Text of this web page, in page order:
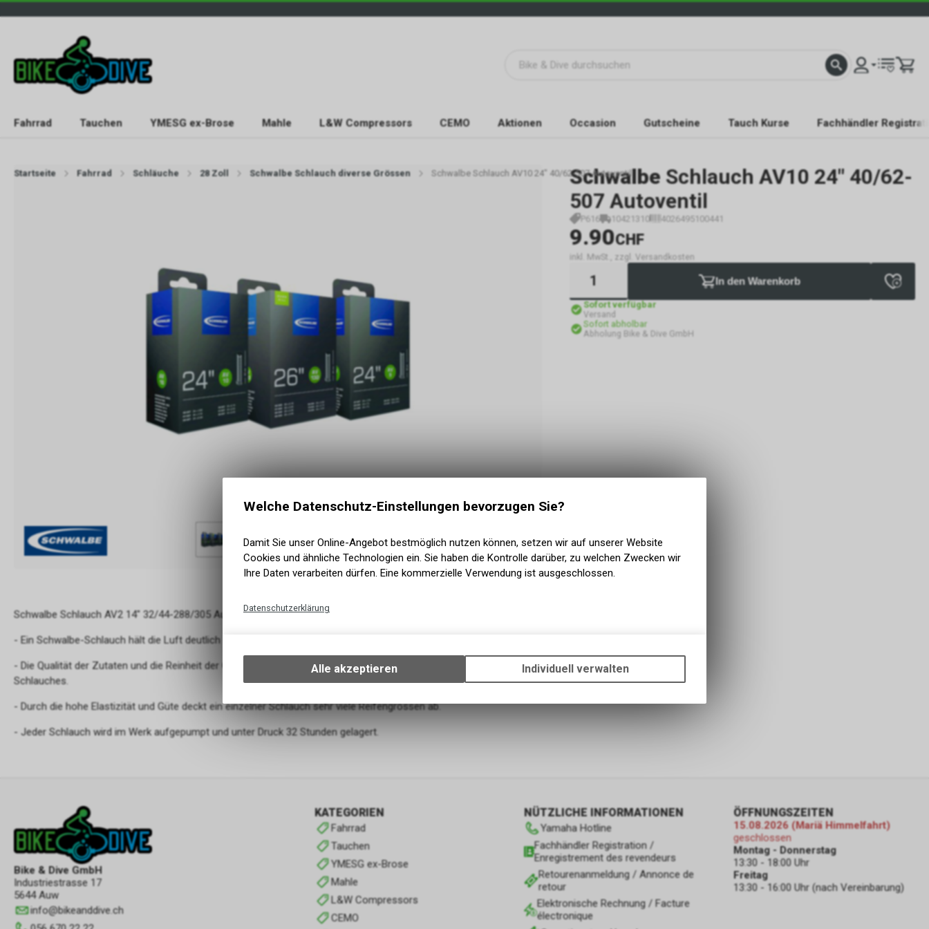
Fahrrad Tauchen YMESG ex-Brose Mahle L&W Compressors CEMO Aktionen Occasion Gutscheine Tauch Kurse Fachhändler
Startseite Fahrrad Schläuche 28 Zoll Schwalbe Schlauch diverse Grössen Schwalbe Schlauch AV10 24" 40/62-507 Autoventil
Schwalbe Schlauch AV10 24" 40/62-
507 Autoventil
P616 10421310 4026495100441
9.90CHF
inkl. MwSt., zzgl. Versandkosten
In den Warenkorb
Sofort verfügbar
Versand
Sofort abholbar
Abholung Bike & Dive GmbH
Schwalbe Schlauch AV2 14" 32/44-288/305 Autoventil
- Ein Schwalbe-Schlauch hält die Luft deutlich länger.
- Die Qualität der Zutaten und die Reinheit der Gummimischung entscheidet schon beim Material über die Güte des
Schlauches.
- Durch die hohe Elastizität und Güte deckt ein einzelner Schlauch sehr viele Reifengrössen ab.
- Jeder Schlauch wird im Werk aufgepumpt und unter Druck 32 Stunden gelagert.
Bike & Dive GmbH
Industriestrasse 17
5644 Auw
info@bikeanddive.ch
KATEGORIEN
Fahrrad
Tauchen
YMESG ex-Brose
Mahle
L&W Compressors
CEMO
NÜTZLICHE INFORMATIONEN
Yamaha Hotline
Fachhändler Registration /
Enregistrement des revendeurs
Retourenanmeldung / Annonce de
retour
Elektronische Rechnung / Facture
électronique
ÖFFNUNGSZEITEN
15.08.2026 (Mariä Himmelfahrt)
geschlossen
Montag - Donnerstag
13:30 - 18:00 Uhr
Freitag
13:30 - 16:00 Uhr (nach Vereinbarung)
Welche Datenschutz-Einstellungen bevorzugen Sie?
Damit Sie unser Online-Angebot bestmöglich nutzen können, setzen wir auf unserer Website
Cookies und ähnliche Technologien ein. Sie haben die Kontrolle darüber, zu welchen Zwecken wir
Ihre Daten verarbeiten dürfen. Eine kommerzielle Verwendung ist ausgeschlossen.
Datenschutzerklärung
Ihrem Gerät, um die grundlegenden Funktionen unseres Online-Angebots, wie die
Verwendung des Warenkorbs, zu ermöglichen. Bitte beachten Sie, dass die
zulassen.
Alle akzeptieren Individuell verwalten